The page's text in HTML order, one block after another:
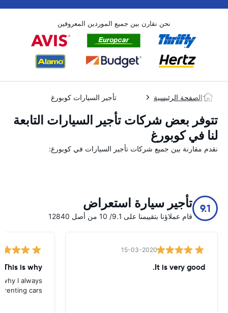
نحن نقارن بين جميع الموردين المعروفين
الصفحة الرئيسية تأجير السيارات كوبورغ
تتوفر بعض شركات تأجير السيارات التابعة
لنا في كوبورغ
نقدم مقارنة بين جميع شركات تأجير السيارات في كوبورغ:
9.1 تأجير سيارة استعراض
قام عملاؤنا بتقييمنا على 9.1/ 10 من أصل 12840
15-03-2020
It is very good.
This is why
I always
cars.